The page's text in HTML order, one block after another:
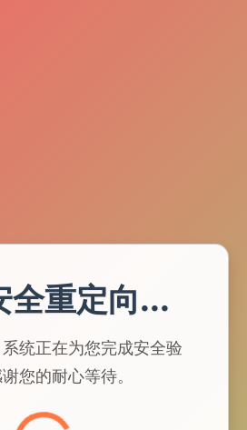
全重定向...
统正在为您完成安全验
您的耐心等待。